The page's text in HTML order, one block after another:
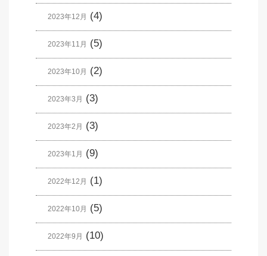
2023年12月 (4)
2023年11月 (5)
2023年10月 (2)
2023年3月 (3)
2023年2月 (3)
2023年1月 (9)
2022年12月 (1)
2022年10月 (5)
2022年9月 (10)